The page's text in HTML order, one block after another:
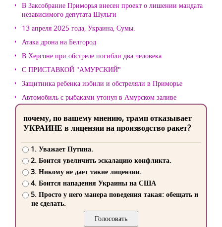
В Заксобрание Приморья внесен проект о лишении мандата
независимого депутата Шульги
13 апреля 2025 года, Украина, Сумы.
Атака дрона на Белгород
В Херсоне при обстреле погибли два человека
С ПРИСТАВКОЙ "АМУРСКИЙ"
Защитника ребенка избили и обстреляли в Приморье
Автомобиль с рыбаками утонул в Амурском заливе
почему, по вашему мнению, трамп отказывает
УКРАИНЕ в лицензии на производство ракет?
1. Уважает Путина.
2. Боится увеличить эскалацию конфликта.
3. Никому не дает такие лицензии.
4. Боится нападения Украины на США
5. Просто у него манера поведения такая: обещать и
не сделать.